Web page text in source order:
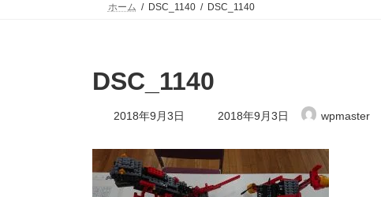
ホーム DSC_1140 DSC_1140
DSC_1140
2018年9月3日
最
終
新
日
時
2018年9月3日 wpmaster